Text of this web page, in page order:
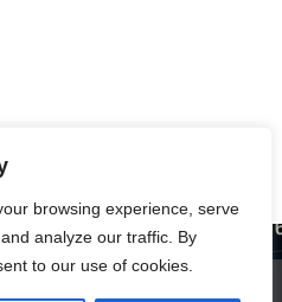
browsing experience, serve
analyze our traffic. By
to our use of cookies.